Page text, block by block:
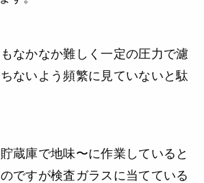
なかなか難しく一定の圧力で濾
ないよう頻繁に見ていないと駄
蔵庫で地味〜に作業していると
ですが検査ガラスに当てている